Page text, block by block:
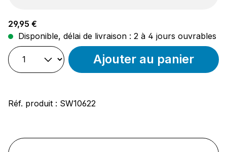
Prix régulier :
29,95 €
Disponible, délai de livraison : 2 à 4 jours ouvrables
Ajouter au panier
Réf. produit : SW10622